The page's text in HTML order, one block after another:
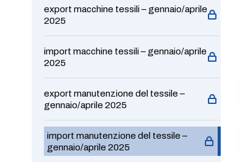
export macchine tessili – gennaio/aprile
2025
import macchine tessili – gennaio/aprile
2025
export manutenzione del tessile –
gennaio/aprile 2025
import manutenzione del tessile –
gennaio/aprile 2025